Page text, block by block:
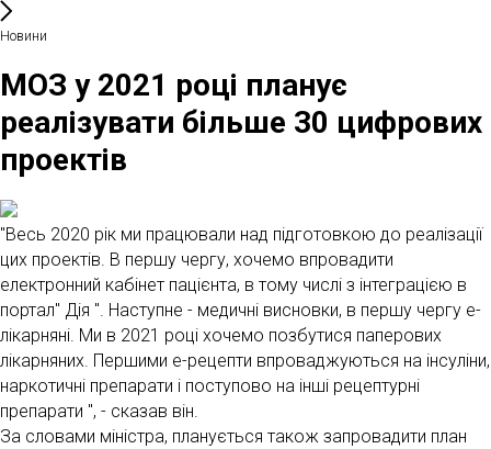
Новини
МОЗ у 2021 році планує
реалізувати більше 30 цифрових
проектів
"Весь 2020 рік ми працювали над підготовкою до реалізації
цих проектів. В першу чергу, хочемо впровадити
електронний кабінет пацієнта, в тому числі з інтеграцією в
портал" Дія ". Наступне - медичні висновки, в першу чергу е-
лікарняні. Ми в 2021 році хочемо позбутися паперових
лікарняних. Першими е-рецепти впроваджуються на інсуліни,
наркотичні препарати і поступово на інші рецептурні
препарати ", - сказав він.
За словами міністра, планується також запровадити план